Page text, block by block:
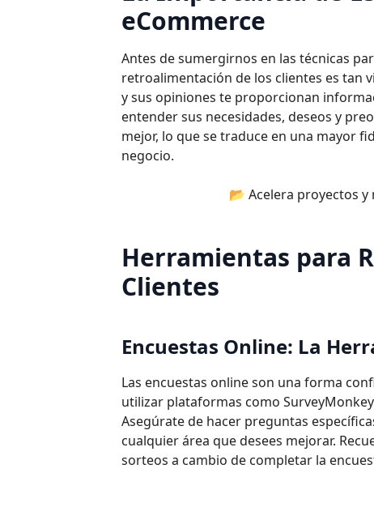
eCommerce
Antes de sumergirnos en las técnicas
retroalimentación de los clientes es tan
y sus opiniones te proporcionan
entender sus necesidades, deseos y
mejor, lo que se traduce en una mayor
negocio.
📂 Acelera proyectos
Herramientas para
Clientes
Encuestas Online: La
Las encuestas online son una forma
utilizar plataformas como
Asegúrate de hacer preguntas
cualquier área que desees mejorar.
sorteos a cambio de completar la